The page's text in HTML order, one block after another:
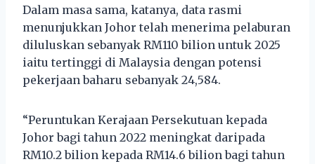
Dalam masa sama, katanya, data rasmi
menunjukkan Johor telah menerima pelaburan
diluluskan sebanyak RM110 bilion untuk 2025
iaitu tertinggi di Malaysia dengan potensi
pekerjaan baharu sebanyak 24,584.
“Peruntukan Kerajaan Persekutuan kepada
Johor bagi tahun 2022 meningkat daripada
RM10.2 bilion kepada RM14.6 bilion bagi tahun